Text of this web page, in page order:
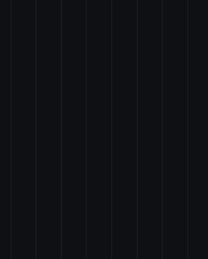
を改正する法律案
部図書館及びその職員に関する法律の一部を改正